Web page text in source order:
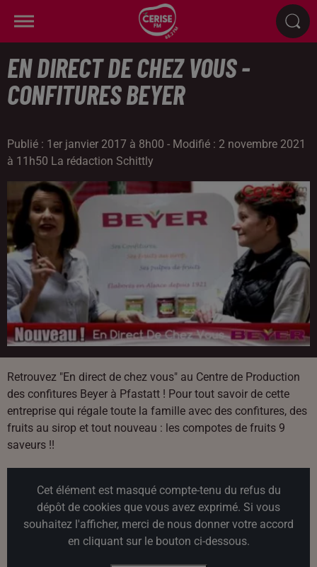
EN DIRECT DE CHEZ VOUS -
CONFITURES BEYER
Publié : 1er janvier 2017 à 8h00 - Modifié : 2 novembre 2021
à 11h50 La rédaction Schittly
Retrouvez "En direct de chez vous" au Centre de Production
des confitures Beyer à Pfastatt ! Pour tout savoir de cette
entreprise qui régale toute la famille avec des confitures, des
fruits au sirop et tout nouveau : les compotes de fruits 9
saveurs !!
Cet élément est masqué compte-tenu du refus du
dépôt de cookies que vous avez exprimé. Si vous
souhaitez l'afficher, merci de nous donner votre accord
en cliquant sur le bouton ci-dessous.